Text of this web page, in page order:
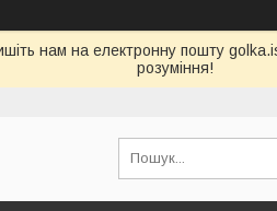
нам на електронну пошту
розуміння!